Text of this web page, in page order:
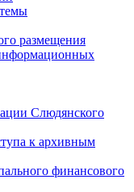
размещения
Слюдянского
к архивным
финансового